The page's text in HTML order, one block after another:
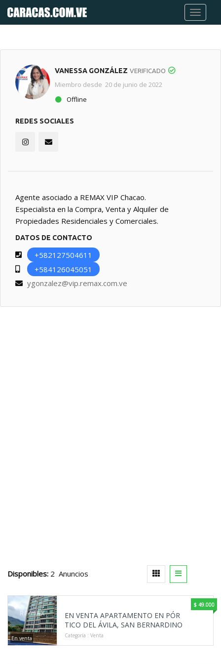
VANESSA GONZÁLEZ VERIFICADO
Miembro desde 20 de junio de 2022
Offline
REDES SOCIALES
Agente asociado a REMAX VIP Chacao.
Especialista en la Compra, Venta y Alquiler de
Propiedades Residenciales y Comerciales.
DATOS DE CONTACTO
+582127504611
+584126045051
ygonzalez@vip.remax.com.ve
Disponibles: 2 Anuncios
En venta
$ 49.000
EN VENTA APARTAMENTO EN PÓR
TICO DEL ÁVILA, SAN BERNARDINO
Categoría : Venta